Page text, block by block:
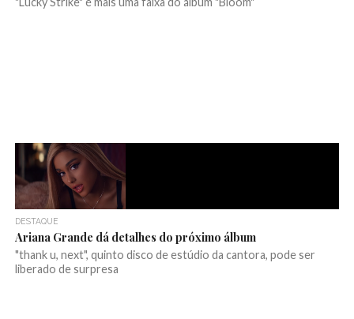
DESTAQUE
Ariana Grande dá detalhes do próximo álbum
"thank u, next", quinto disco de estúdio da cantora, pode ser
liberado de surpresa